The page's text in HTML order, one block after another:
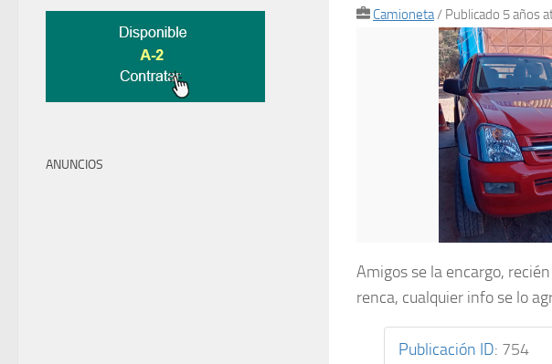
Camioneta/ Publicado 5 años
Amigos se la encargo,
renca, cualquier info se lo
Publicación ID: 754
ANUNCIOS